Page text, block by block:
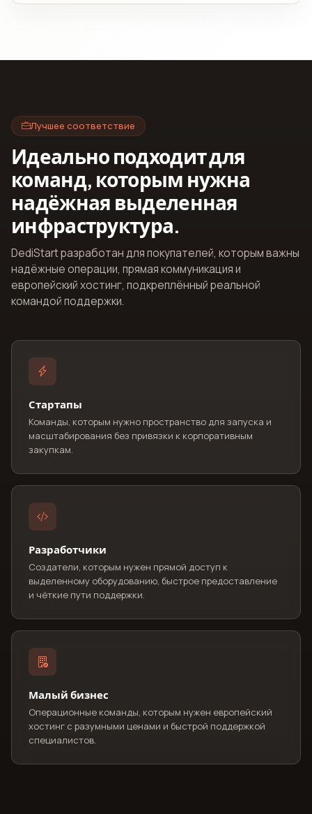
Лучшее соответствие
Идеально подходит для
команд, которым нужна
надёжная выделенная
инфраструктура.
DediStart разработан для покупателей, которым важны
надёжные операции, прямая коммуникация и
европейский хостинг, подкреплённый реальной
командой поддержки.
Стартапы
Команды, которым нужно пространство для запуска и
масштабирования без привязки к корпоративным
закупкам.
Разработчики
Создатели, которым нужен прямой доступ к
выделенному оборудованию, быстрое предоставление
и чёткие пути поддержки.
Малый бизнес
Операционные команды, которым нужен европейский
хостинг с разумными ценами и быстрой поддержкой
специалистов.